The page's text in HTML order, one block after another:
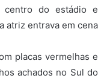
centro do estádio e
atriz entrava em cena
placas vermelhas e
achados no Sul do